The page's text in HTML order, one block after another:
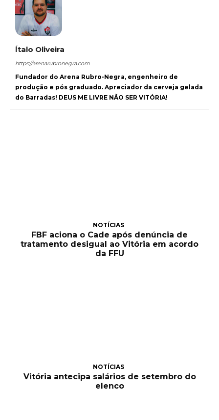
Ítalo Oliveira
https://arenarubronegra.com
Fundador do Arena Rubro-Negra, engenheiro de
produção e pós graduado. Apreciador da cerveja gelada
do Barradas! DEUS ME LIVRE NÃO SER VITÓRIA!
NOTÍCIAS
FBF aciona o Cade após denúncia de
tratamento desigual ao Vitória em acordo
da FFU
NOTÍCIAS
Vitória antecipa salários de setembro do
elenco